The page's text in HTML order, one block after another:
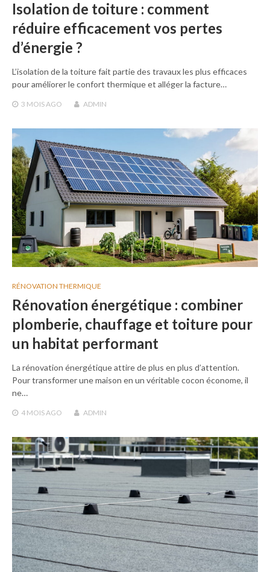
Isolation de toiture : comment
réduire efficacement vos pertes
d’énergie ?
L’isolation de la toiture fait partie des travaux les plus efficaces
pour améliorer le confort thermique et alléger la facture…
3 MOIS AGO ADMIN
RÉNOVATION THERMIQUE
Rénovation énergétique : combiner
plomberie, chauffage et toiture pour
un habitat performant
La rénovation énergétique attire de plus en plus d’attention.
Pour transformer une maison en un véritable cocon économe, il
ne…
4 MOISAGO ADMIN